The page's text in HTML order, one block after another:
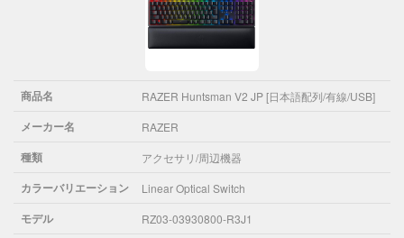
商品名 RAZER Huntsman V2 JP [日本語配列/有線/USB]
メーカー名 RAZER
種類 アクセサリ/周辺機器
カラーバリエーション Linear Optical Switch
モデル RZ03-03930800-R3J1